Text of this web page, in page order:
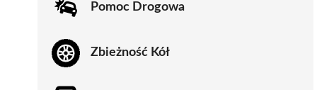
Pomoc Drogowa
Zbieżność Kół